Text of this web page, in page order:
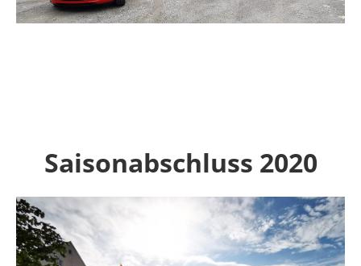
Saisonabschluss 2020